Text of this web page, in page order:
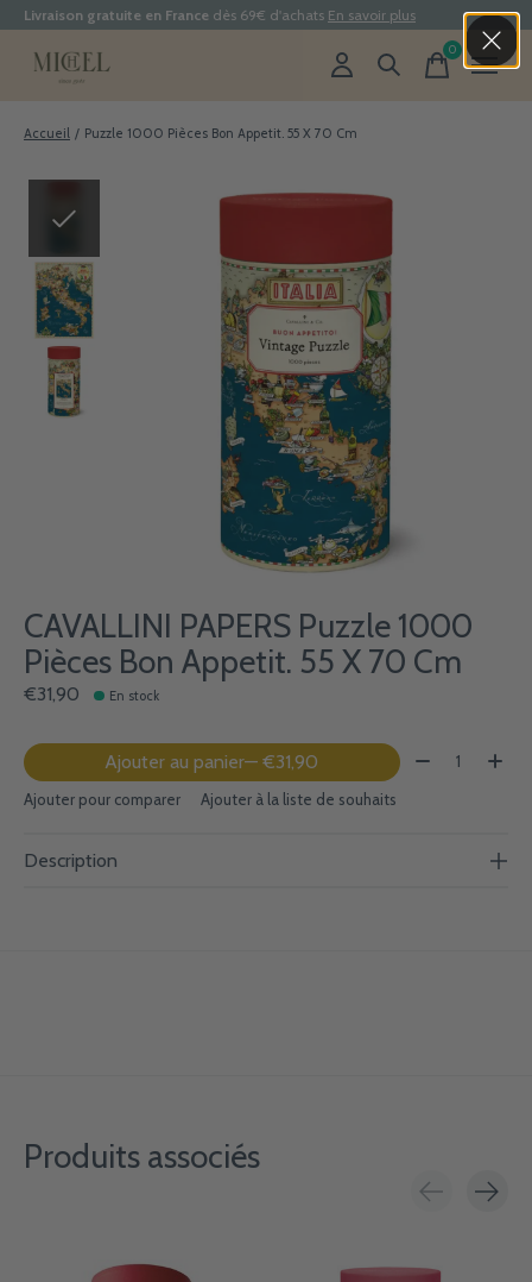
Livraison gratuite en France dès 69€ d'achats En savoir plus
0items
Accueil / Puzzle 1000 Pièces Bon Appetit. 55 X 70 Cm
Slideshow Items
CAVALLINI PAPERS Puzzle 1000
Pièces Bon Appetit. 55 X 70 Cm
€31,90 En stock
Ajouter au panier — €31,90 Quantité:
Ajouter pour comparer Ajouter à la liste de souhaits
Description
Produits associés